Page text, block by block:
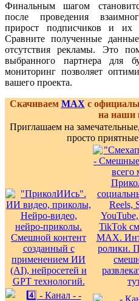
Финальным шагом
после проведения
прирост подписчиков и их
Сравните полученные
отсутствия рекламы. Это
выбранного партнера для
мониторинг позволяет
вашего проекта.
Скачиваем MAXс
на наши
Приглашаем на
просто